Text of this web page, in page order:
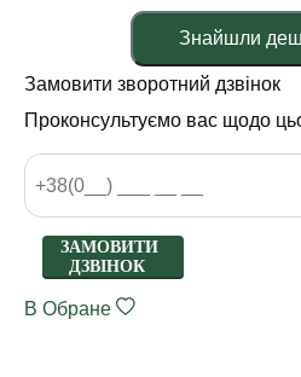
Знайшли
Замовити зворотний дзвінок
Проконсультуємо вас щодо
ЗАМОВИТИ
ДЗВІНОК
В Обране